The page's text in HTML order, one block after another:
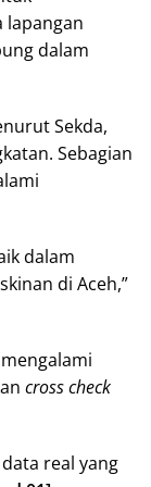
lapangan
dalam
Sekda,
Sebagian
dalam
di Aceh,”
cross check
real yang